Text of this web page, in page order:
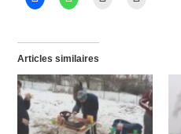
Articles similaires